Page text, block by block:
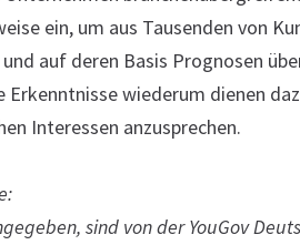
ein, um aus Tausenden von
auf deren Basis Prognosen
Erkenntnisse wiederum dienen
Interessen anzusprechen.
sind von der YouGov